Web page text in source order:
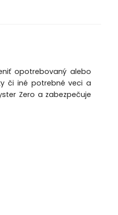
opotrebovaný alebo
či iné potrebné veci a
Zero a zabezpečuje